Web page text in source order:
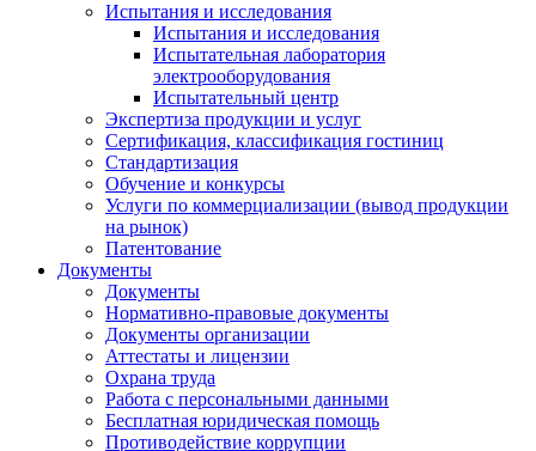
Испытания и исследования
Испытания и исследования
Испытательная лаборатория
электрооборудования
Испытательный центр
Экспертиза продукции и услуг
Сертификация, классификация гостиниц
Стандартизация
Обучение и конкурсы
Услуги по коммерциализации (вывод продукции
на рынок)
Патентование
Документы
Документы
Нормативно-правовые документы
Документы организации
Аттестаты и лицензии
Охрана труда
Работа с персональными данными
Бесплатная юридическая помощь
Противодействие коррупции